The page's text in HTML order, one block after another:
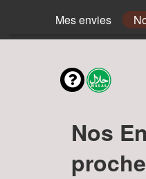
Mes envies
Nos